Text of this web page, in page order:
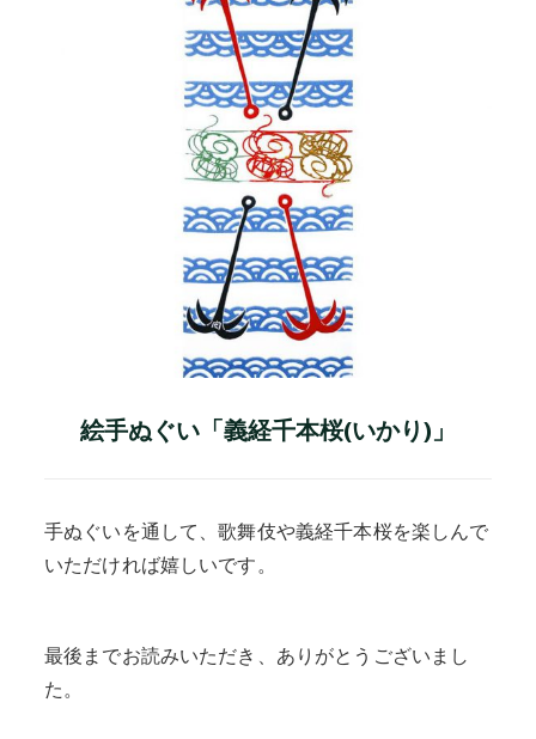
絵手ぬぐい「義経千本桜(いかり)」
手ぬぐいを通して、歌舞伎や義経千本桜を楽しんで
いただければ嬉しいです。
最後までお読みいただき、ありがとうございまし
た。